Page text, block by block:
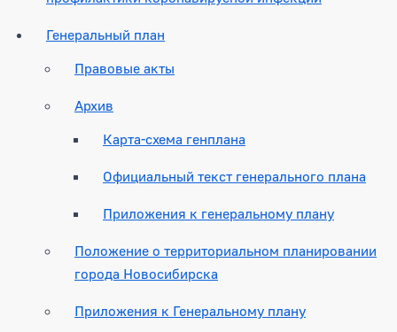
Генеральный план
Правовые акты
Архив
Карта-схема генплана
Официальный текст генерального плана
Приложения к генеральному плану
Положение о территориальном планировании
города Новосибирска
Приложения к Генеральному плану